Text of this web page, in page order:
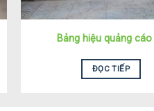
Bảng hiệu quảng cáo
ĐỌC TIẾP